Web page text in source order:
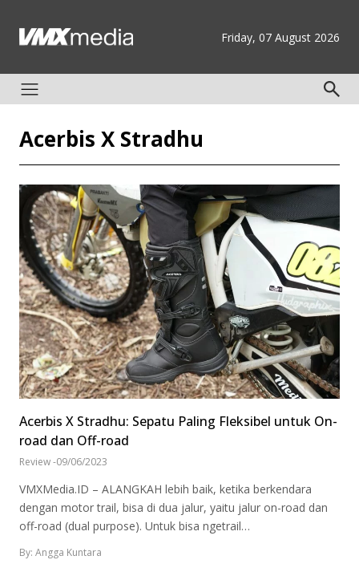
Friday, 07 August 2026
Acerbis X Stradhu
Acerbis X Stradhu: Sepatu Paling Fleksibel untuk On-
road dan Off-road
Review-09/06/2023
VMXMedia.ID – ALANGKAH lebih baik, ketika berkendara
dengan motor trail, bisa di dua jalur, yaitu jalur on-road dan
off-road (dual purpose). Untuk bisa ngetrail…
By: Angga Kuntara